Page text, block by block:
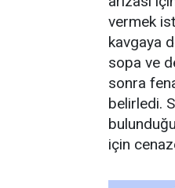
vermek
kavgaya
sopa ve
sonra
belirledi.
için